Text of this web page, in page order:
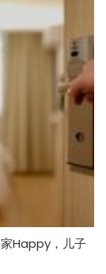
家Happy，儿子